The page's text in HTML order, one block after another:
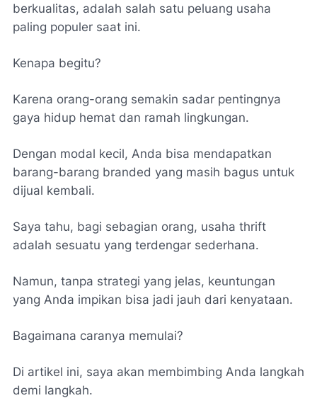
berkualitas, adalah salah satu peluang usaha
paling populer saat ini.
Kenapa begitu?
Karena orang-orang semakin sadar pentingnya
gaya hidup hemat dan ramah lingkungan.
Dengan modal kecil, Anda bisa mendapatkan
barang-barang branded yang masih bagus untuk
dijual kembali.
Saya tahu, bagi sebagian orang, usaha thrift
adalah sesuatu yang terdengar sederhana.
Namun, tanpa strategi yang jelas, keuntungan
yang Anda impikan bisa jadi jauh dari kenyataan.
Bagaimana caranya memulai?
Di artikel ini, saya akan membimbing Anda langkah
demi langkah.